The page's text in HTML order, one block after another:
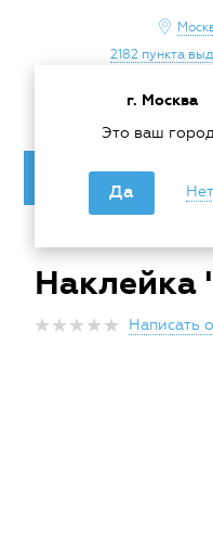
г. Москва
Это ваш
Да Нет
2182 пункта
Каталог
Наклейка
Написать